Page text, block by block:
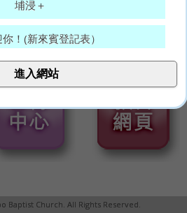
Baptist Church. All Rights Reserved.
埔浸＋
！(新來賓登記表）
埔浸信會代禱表
人同在。(羅15:33)
進入網站